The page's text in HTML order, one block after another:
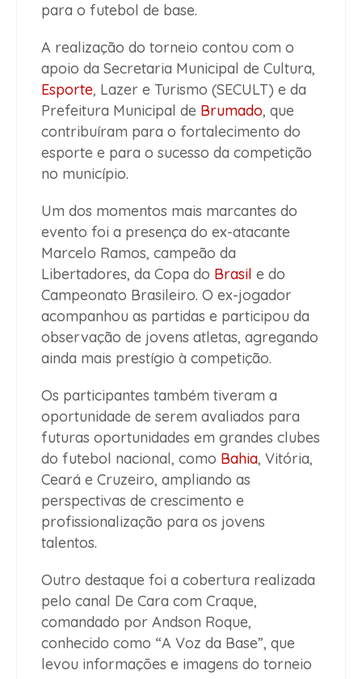
para o futebol de base.
A realização do torneio contou com o
apoio da Secretaria Municipal de Cultura,
Esporte, Lazer e Turismo (SECULT) e da
Prefeitura Municipal de Brumado, que
contribuíram para o fortalecimento do
esporte e para o sucesso da competição
no município.
Um dos momentos mais marcantes do
evento foi a presença do ex-atacante
Marcelo Ramos, campeão da
Libertadores, da Copa do Brasil e do
Campeonato Brasileiro. O ex-jogador
acompanhou as partidas e participou da
observação de jovens atletas, agregando
ainda mais prestígio à competição.
Os participantes também tiveram a
oportunidade de serem avaliados para
futuras oportunidades em grandes clubes
do futebol nacional, como Bahia, Vitória,
Ceará e Cruzeiro, ampliando as
perspectivas de crescimento e
profissionalização para os jovens
talentos.
Outro destaque foi a cobertura realizada
pelo canal De Cara com Craque,
comandado por Andson Roque,
conhecido como “A Voz da Base”, que
levou informações e imagens do torneio